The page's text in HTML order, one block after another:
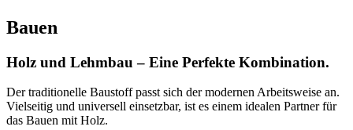
Bauen
Holz und Lehmbau – Eine Perfekte Kombination.
Der traditionelle Baustoff passt sich der modernen Arbeitsweise an.
Vielseitig und universell einsetzbar, ist es einem idealen Partner für
das Bauen mit Holz.